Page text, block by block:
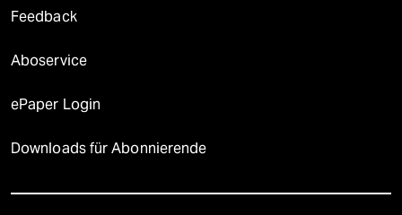
Feedback
Aboservice
ePaper Login
Downloads für Abonnierende